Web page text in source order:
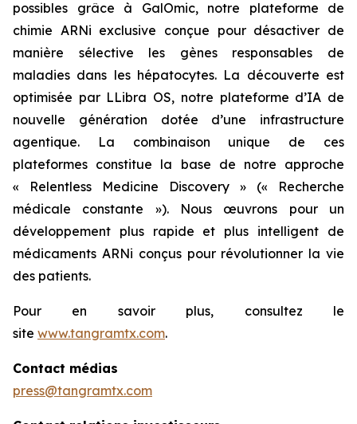
possibles grâce à GalOmic, notre plateforme de
chimie ARNi exclusive conçue pour désactiver de
manière sélective les gènes responsables de
maladies dans les hépatocytes. La découverte est
optimisée par LLibra OS, notre plateforme d’IA de
nouvelle génération dotée d’une infrastructure
agentique. La combinaison unique de ces
plateformes constitue la base de notre approche
« Relentless Medicine Discovery » (« Recherche
médicale constante »). Nous œuvrons pour un
développement plus rapide et plus intelligent de
médicaments ARNi conçus pour révolutionner la vie
des patients.
Pour en savoir plus, consultez le
site www.tangramtx.com.
Contact médias
press@tangramtx.com